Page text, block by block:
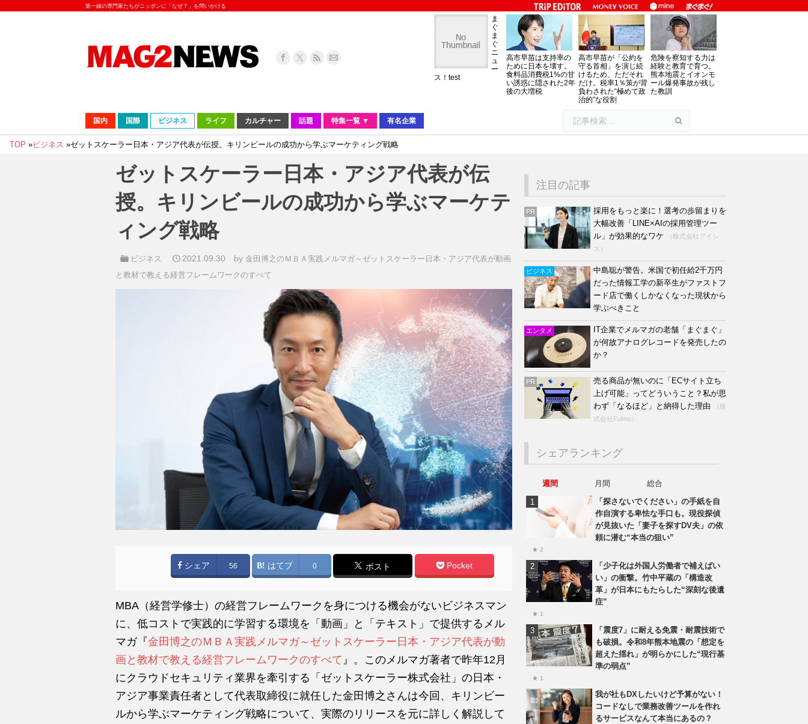
第一線の専門家たちがニッポンに「なぜ？」を問いかける
ま
ぐ
ま
ぐ
ニ
ュ
ー
ス！test
高市早苗は支持率の
ために日本を壊す。
食料品消費税1%の甘
い誘惑に隠された2年
後の大増税
高市早苗が「公約を
守る首相」を演じ続
けるため、ただそれ
だけ。税率1％策が背
負わされた“極めて政
治的”な役割
危険を察知する力は
経験と教育で育つ。
熊本地震とイオンモ
ール爆発事故が残し
た教訓
国内 国際 ビジネス ライフ カルチャー 話題 特集一覧 ▼ 有名企業
TOP »ビジネス »ゼットスケーラー日本・アジア代表が伝授。キリンビールの成功から学ぶマーケティング戦略
ゼットスケーラー日本・アジア代表が伝
授。キリンビールの成功から学ぶマーケテ
ィング戦略
ビジネス 2021.09.30 by金田博之のＭＢＡ実践メルマガ～ゼットスケーラー日本・アジア代表が動画
と教材で教える経営フレームワークのすべて
シェア 56 はてブ 0 ポスト Pocket
MBA（経営学修士）の経営フレームワークを身につける機会がないビジネスマン
に、低コストで実践的に学習する環境を「動画」と「 テキスト」で提供するメル
マガ『金田博之のＭＢＡ実践メルマガ～ゼットスケーラー日本・アジア代表が動
画と教材で教える経営フレームワークのすべて 』。このメルマガ著者で昨年12月
にクラウドセキュリティ業界を牽引する「ゼットスケーラー株式会社」の日本・
アジア事業責任者として代表取締役に就任した金田博之さんは今回、キリンビー
ルから学ぶマーケティング戦略について、実際のリリースを元に詳しく解説して
注目の記事
PR
採用をもっと楽に！選考の歩留まりを
大幅改善「LINE×AIの採用管理ツー
ル」が効果的なワケ
（株式会社アイシ
ス）
ビジネス
中島聡が警告。米国で初任給2千万円
だった情報工学の新卒生がファストフ
ード店で働くしかなくなった現状から
学ぶべきこと
エンタメ
IT企業でメルマガの老舗「まぐまぐ」
が何故アナログレコードを発売したの
か？
PR
売る商品が無いのに「ECサイト立ち
上げ可能」ってどういうこと？私が思
わず「なるほど」と納得した理由
（株
式会社Fulmo）
シェアランキング
週間 月間
総合
「探さないでください」の手紙を自
作自演する卑怯な手口も。現役探偵
が見抜いた「妻子を探すDV夫」の依
頼に潜む“本当の狙い”
★ 2
「少子化は外国人労働者で補えばい
い」の衝撃。竹中平蔵の「構造改
革」が日本にもたらした“深刻な後遺
症”
★ 1
「震度7」に耐える免震・耐震技術で
も破損。令和8年熊本地震の「想定を
超えた揺れ」が明らかにした“現行基
準の弱点”
★ 1
我が社もDXしたいけど予算がない！
コードなしで業務改善ツールを作れ
るサービスなんて本当にあるの？